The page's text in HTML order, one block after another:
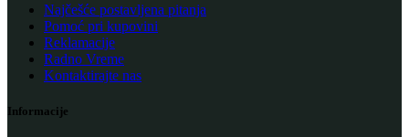
Najčešće postavljena pitanja
Pomoć pri kupovini
Reklamacije
Radno Vreme
Kontaktirajte nas
Informacije